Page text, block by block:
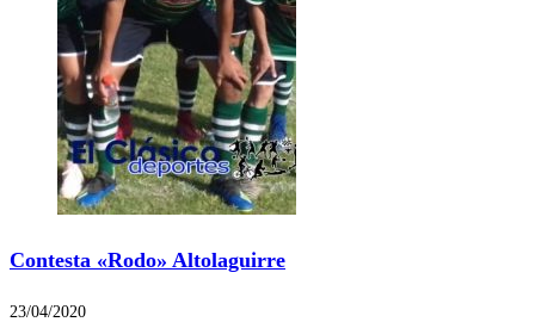
Contesta «Rodo» Altolaguirre
23/04/2020